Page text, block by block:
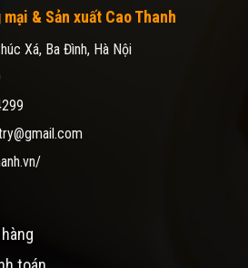
& Sản xuất Cao Thanh
Xá, Ba Đình, Hà Nội